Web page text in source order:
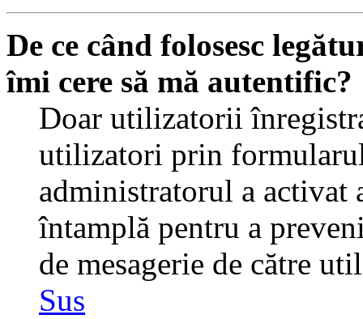
De ce când folosesc
îmi cere să mă autentific?
Doar utilizatorii
utilizatori prin
administratorul a activat
întamplă pentru a
de mesagerie de către
Sus